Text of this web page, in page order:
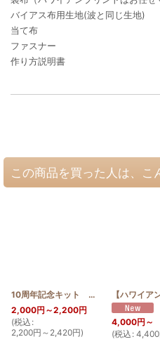
バイアス布用生地(波と同じ生地)
当て布
ファスナー
作り方説明書
この商品を買った人は、こ
10周年記念キット シェル 30cm [
2,000円 ～2,200円
(税込 :
2,200円 ～2,420円)
4,000円 ～
(税込 : 4,400